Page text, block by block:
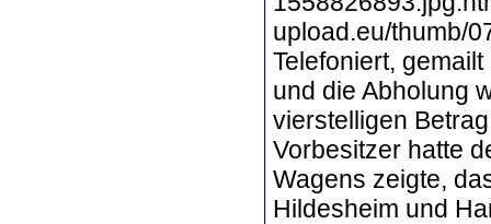
upload.eu/thumb/
Telefoniert,
und die Abholung
vierstelligen
Vorbesitzer hatte
Wagens zeigte,
Hildesheim und